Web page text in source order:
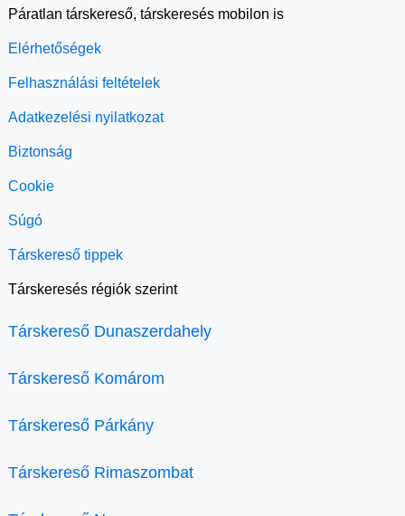
Páratlan társkereső, társkeresés mobilon is
Elérhetőségek
Felhasználási feltételek
Adatkezelési nyilatkozat
Biztonság
Cookie
Súgó
Társkereső tippek
Társkeresés régiók szerint
Társkereső Dunaszerdahely
Társkereső Komárom
Társkereső Párkány
Társkereső Rimaszombat